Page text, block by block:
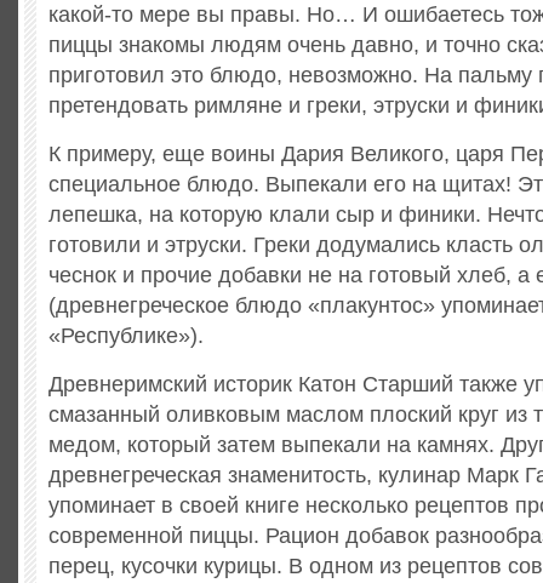
какой-то мере вы правы. Но… И ошибаетесь
пиццы знакомы людям очень давно, и точно
приготовил это блюдо, невозможно. На пальму
претендовать римляне и греки, этруски и
К примеру, еще воины Дария Великого, царя
специальное блюдо. Выпекали его на щитах!
лепешка, на которую клали сыр и финики.
готовили и этруски. Греки додумались класть
чеснок и прочие добавки не на готовый хлеб,
(древнегреческое блюдо «плакунтос»
«Республике»).
Древнеримский историк Катон Старший также
смазанный оливковым маслом плоский круг из
медом, который затем выпекали на камнях.
древнегреческая знаменитость, кулинар Марк
упоминает в своей книге несколько рецептов
современной пиццы. Рацион добавок
перец, кусочки курицы. В одном из рецептов